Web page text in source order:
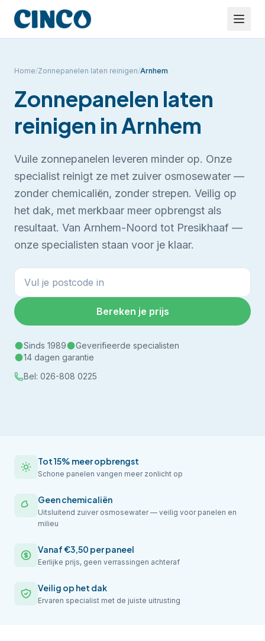
Home/Zonnepanelen laten reinigen/Arnhem
Zonnepanelen laten
reinigen inArnhem
Vuile zonnepanelen leveren minder op. Onze
specialist reinigt ze met zuiver osmosewater —
zonder chemicaliën, zonder strepen. Veilig op
het dak, met merkbaar meer opbrengst als
resultaat. Van Arnhem-Noord tot Presikhaaf —
onze specialisten staan voor je klaar.
Bereken je prijs
Sinds 1989
Geverifieerde specialisten
14 dagen garantie
Bel: 026-808 0225
Tot 15% meer opbrengst
Schone panelen vangen meer zonlicht op
Geen chemicaliën
Uitsluitend zuiver osmosewater — veilig voor panelen en
milieu
Vanaf €3,50 per paneel
Eerlijke prijs, geen verrassingen achteraf
Veilig op het dak
Ervaren specialist met de juiste uitrusting